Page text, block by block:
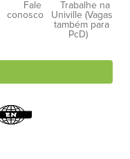
Fale
conosco
Trabalhe na
Univille (Vagas
também para
PcD)